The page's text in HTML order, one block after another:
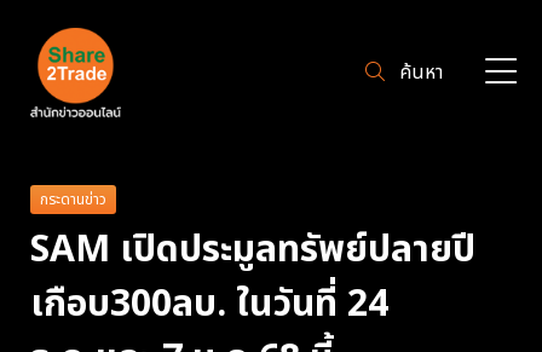
ค้นหา
กระดานข่าว
SAM เปิดประมูลทรัพย์ปลายปี
เกือบ300ลบ. ในวันที่ 24